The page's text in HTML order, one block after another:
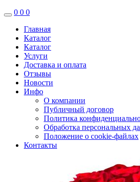
0 0 0
Главная
Каталог
Каталог
Услуги
Доставка и оплата
Отзывы
Новости
Инфо
О компании
Публичный договор
Политика
Обработка персональных
Положение о cookie-файлах
Контакты